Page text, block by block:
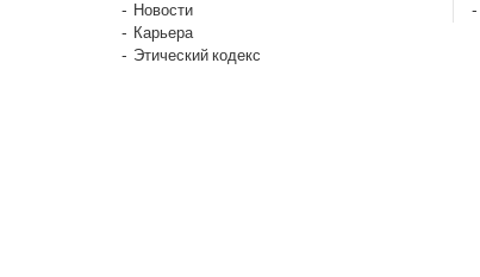
Новости
Карьера
Этический кодекс